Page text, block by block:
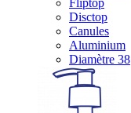
Fliptop
Disctop
Canules
Aluminium
Diamètre 38